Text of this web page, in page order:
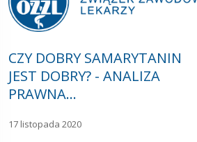
CZY DOBRY SAMARYTANIN
JEST DOBRY? - ANALIZA
PRAWNA…
17 listopada 2020